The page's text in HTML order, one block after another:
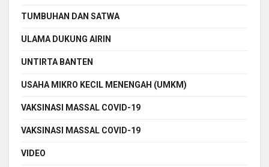
TUMBUHAN DAN SATWA
ULAMA DUKUNG AIRIN
UNTIRTA BANTEN
USAHA MIKRO KECIL MENENGAH (UMKM)
VAKSINASI MASSAL COVID-19
VAKSINASI MASSAL COVID-19
VIDEO